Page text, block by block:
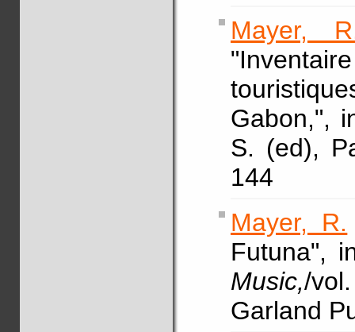
Mayer,
Gabon,",
S. (ed),
144
Mayer, R.
Futuna",
Music,/
Garland